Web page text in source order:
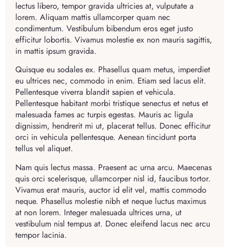
lectus libero, tempor gravida ultricies at, vulputate a
lorem. Aliquam mattis ullamcorper quam nec
condimentum. Vestibulum bibendum eros eget justo
efficitur lobortis. Vivamus molestie ex non mauris sagittis,
in mattis ipsum gravida.
Quisque eu sodales ex. Phasellus quam metus, imperdiet
eu ultrices nec, commodo in enim. Etiam sed lacus elit.
Pellentesque viverra blandit sapien et vehicula.
Pellentesque habitant morbi tristique senectus et netus et
malesuada fames ac turpis egestas. Mauris ac ligula
dignissim, hendrerit mi ut, placerat tellus. Donec efficitur
orci in vehicula pellentesque. Aenean tincidunt porta
tellus vel aliquet.
Nam quis lectus massa. Praesent ac urna arcu. Maecenas
quis orci scelerisque, ullamcorper nisl id, faucibus tortor.
Vivamus erat mauris, auctor id elit vel, mattis commodo
neque. Phasellus molestie nibh et neque luctus maximus
at non lorem. Integer malesuada ultrices urna, ut
vestibulum nisl tempus at. Donec eleifend lacus nec arcu
tempor lacinia.